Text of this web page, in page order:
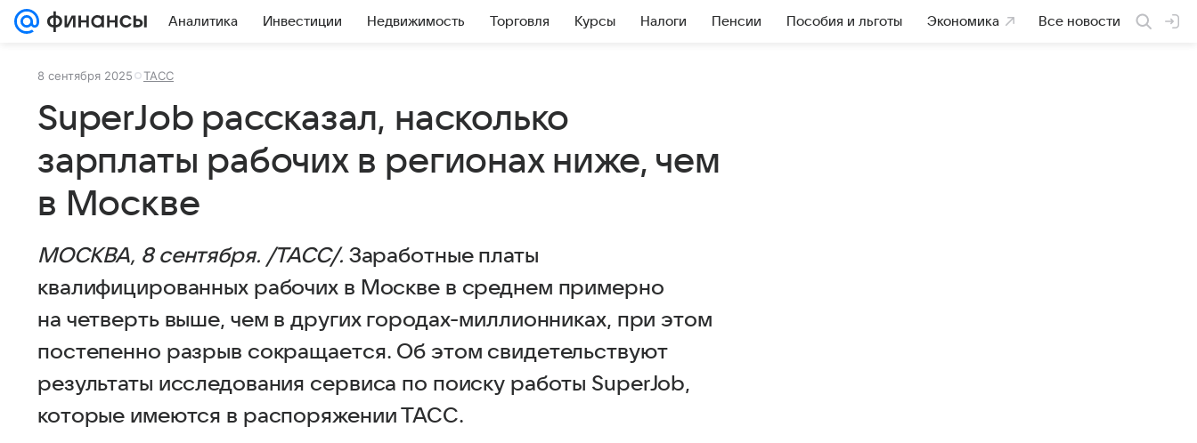
Аналитика Инвестиции Недвижимость Торговля Курсы Налоги Пенсии Пособия и льготы Экономика Все новости
8 сентября 2025 ТАСС
SuperJob рассказал, насколько
зарплаты рабочих в регионах ниже, чем
в Москве
МОСКВА, 8 сентября. /ТАСС/. Заработные платы
квалифицированных рабочих в Москве в среднем примерно
на четверть выше, чем в других городах-миллионниках, при этом
постепенно разрыв сокращается. Об этом свидетельствуют
результаты исследования сервиса по поиску работы SuperJob,
которые имеются в распоряжении ТАСС.